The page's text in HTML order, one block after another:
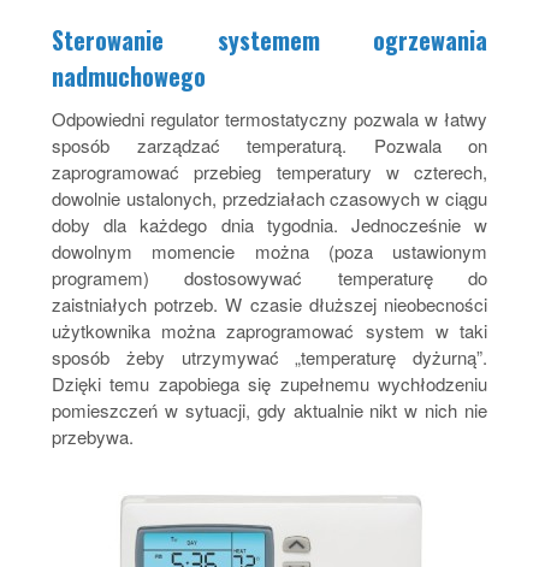
Sterowanie systemem ogrzewania
nadmuchowego
Odpowiedni regulator termostatyczny pozwala w łatwy
sposób zarządzać temperaturą. Pozwala on
zaprogramować przebieg temperatury w czterech,
dowolnie ustalonych, przedziałach czasowych w ciągu
doby dla każdego dnia tygodnia. Jednocześnie w
dowolnym momencie można (poza ustawionym
programem) dostosowywać temperaturę do
zaistniałych potrzeb. W czasie dłuższej nieobecności
użytkownika można zaprogramować system w taki
sposób żeby utrzymywać „temperaturę dyżurną”.
Dzięki temu zapobiega się zupełnemu wychłodzeniu
pomieszczeń w sytuacji, gdy aktualnie nikt w nich nie
przebywa.